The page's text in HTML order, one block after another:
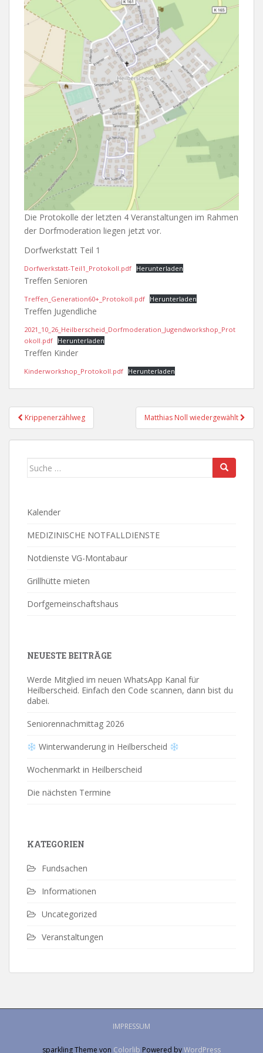
Die Protokolle der letzten 4 Veranstaltungen im Rahmen
der Dorfmoderation liegen jetzt vor.
Dorfwerkstatt Teil 1
Dorfwerkstatt-Teil1_Protokoll.pdf Herunterladen
Treffen Senioren
Treffen_Generation60+_Protokoll.pdf Herunterladen
Treffen Jugendliche
2021_10_26_Heilberscheid_Dorfmoderation_Jugendworkshop_Prot
okoll.pdf Herunterladen
Treffen Kinder
Kinderworkshop_Protokoll.pdf Herunterladen
Beitragsnavigation
Krippenerzählweg Matthias Noll wiedergewählt
Suche
Kalender
MEDIZINISCHE NOTFALLDIENSTE
Notdienste VG-Montabaur
Grillhütte mieten
Dorfgemeinschaftshaus
NEUESTE BEITRÄGE
Werde Mitglied im neuen WhatsApp Kanal für
Heilberscheid. Einfach den Code scannen, dann bist du
dabei.
Seniorennachmittag 2026
Winterwanderung in Heilberscheid
Wochenmarkt in Heilberscheid
Die nächsten Termine
KATEGORIEN
Fundsachen
Informationen
Uncategorized
Veranstaltungen
IMPRESSUM
sparkling Theme von Colorlib Powered byWordPress